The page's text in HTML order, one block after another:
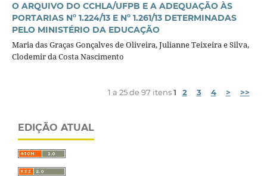
O ARQUIVO DO CCHLA/UFPB E A ADEQUAÇÃO ÀS
PORTARIAS Nº 1.224/13 E Nº 1.261/13 DETERMINADAS
PELO MINISTÉRIO DA EDUCAÇÃO
Maria das Graças Gonçalves de Oliveira, Julianne Teixeira e Silva,
Clodemir da Costa Nascimento
1 a 25 de 97 itens1 2 3 4 > >>
EDIÇÃO ATUAL